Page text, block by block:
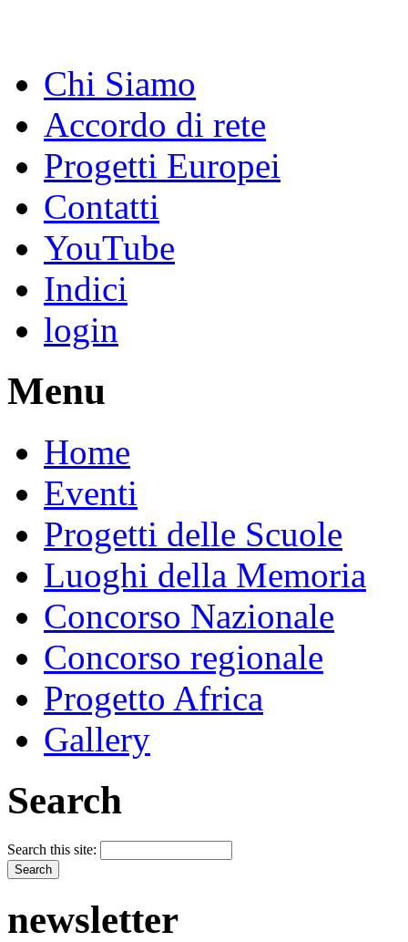
Chi Siamo
Accordo di rete
Progetti Europei
Contatti
YouTube
Indici
login
Menu
Home
Eventi
Progetti delle Scuole
Luoghi della Memoria
Concorso Nazionale
Concorso regionale
Progetto Africa
Gallery
Search
Search this site:
newsletter